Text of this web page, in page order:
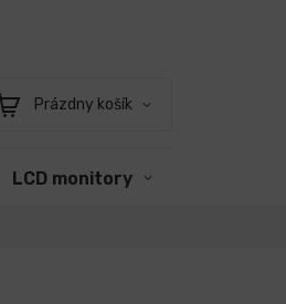
Nákupný
Prázdny košík
LCD monitory